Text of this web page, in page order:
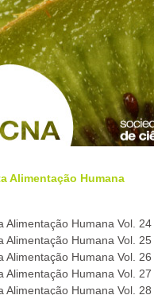
Alimentação Humana
Alimentação Humana Vol.
Alimentação Humana Vol.
Alimentação Humana Vol.
Alimentação Humana Vol.
Alimentação Humana Vol.